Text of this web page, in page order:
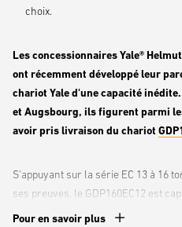
choix.
Les concessionnaires Yale®
ont récemment développé leur
chariot Yale d'une capacité
et Augsbourg, ils figurent parmi
avoir pris livraison du chariot
S'appuyant sur la série EC 13 à 16
ses preuves, le GDP160EC12 est
centre de charge de 1200 mm pour
Pour en savoir plus